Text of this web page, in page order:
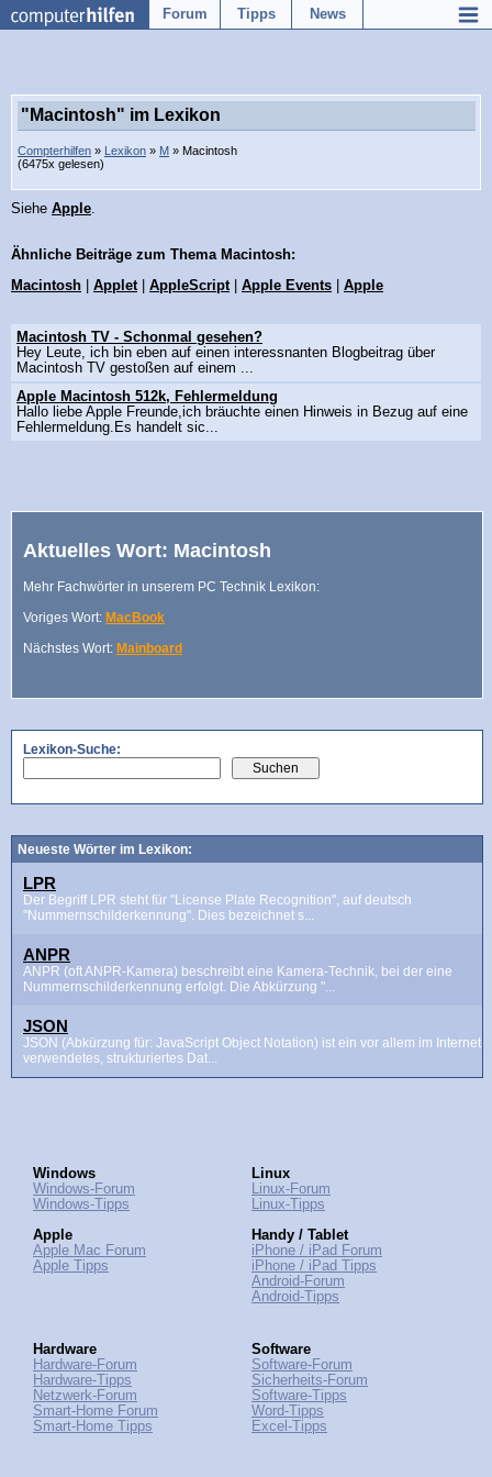
Forum Tipps News
"Macintosh" im Lexikon
Compterhilfen » Lexikon » M » Macintosh
(6475x gelesen)
Siehe Apple.
Ähnliche Beiträge zum Thema Macintosh:
Macintosh
Applet| AppleScript| Apple Events Apple
Macintosh TV - Schonmal gesehen?
Hey Leute, ich bin eben auf einen interessnanten Blogbeitrag über
Macintosh TV gestoßen auf einem ...
Apple Macintosh 512k, Fehlermeldung
Hallo liebe Apple Freunde,ich bräuchte einen Hinweis in Bezug auf eine
Fehlermeldung.Es handelt sic...
Aktuelles Wort: Macintosh
Mehr Fachwörter in unserem PC Technik Lexikon:
Voriges Wort: MacBook
Nächstes Wort: Mainboard
Lexikon-Suche:
Neueste Wörter im Lexikon:
LPR
Der Begriff LPR steht für "License Plate Recognition", auf deutsch
"Nummernschilderkennung". Dies bezeichnet s...
ANPR
ANPR (oft ANPR-Kamera) beschreibt eine Kamera-Technik, bei der eine
Nummernschilderkennung erfolgt. Die Abkürzung "...
JSON
JSON (Abkürzung für: JavaScript Object Notation) ist ein vor allem im Internet
verwendetes, strukturiertes Dat...
Windows
Windows-Forum
Windows-Tipps
Apple
Apple Mac Forum
Apple Tipps
Linux
Linux-Forum
Linux-Tipps
Handy / Tablet
iPhone / iPad Forum
iPhone / iPad Tipps
Android-Forum
Android-Tipps
Hardware
Hardware-Forum
Hardware-Tipps
Netzwerk-Forum
Smart-Home Forum
Smart-Home Tipps
Software
Software-Forum
Sicherheits-Forum
Software-Tipps
Word-Tipps
Excel-Tipps